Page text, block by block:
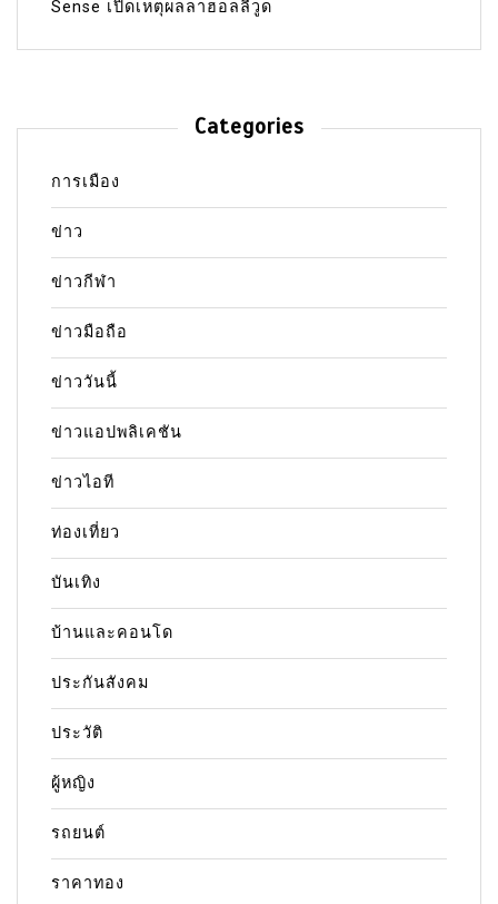
Sense เปิดเหตุผลลาฮอลลีวูด
Categories
การเมือง
ข่าว
ข่าวกีฬา
ข่าวมือถือ
ข่าววันนี้
ข่าวแอปพลิเคชัน
ข่าวไอที
ท่องเที่ยว
บันเทิง
บ้านและคอนโด
ประกันสังคม
ประวัติ
ผู้หญิง
รถยนต์
ราคาทอง